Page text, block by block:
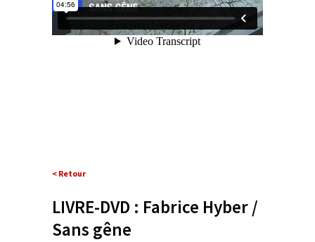
< Retour
LIVRE-DVD : Fabrice Hyber /
Sans gêne